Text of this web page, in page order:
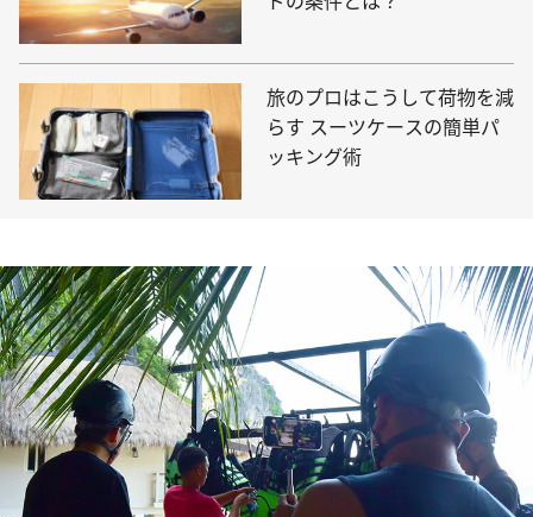
旅のプロはこうして荷物を減
らす スーツケースの簡単パ
ッキング術